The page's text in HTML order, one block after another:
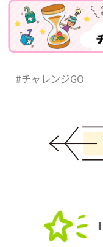
#チャレンジGO